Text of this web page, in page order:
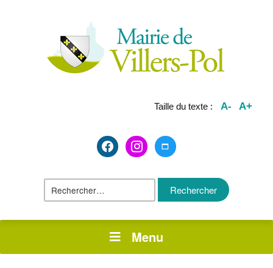
Taille du texte : A- A+
facebook2instagrammaximize
Rechercher :
Menu